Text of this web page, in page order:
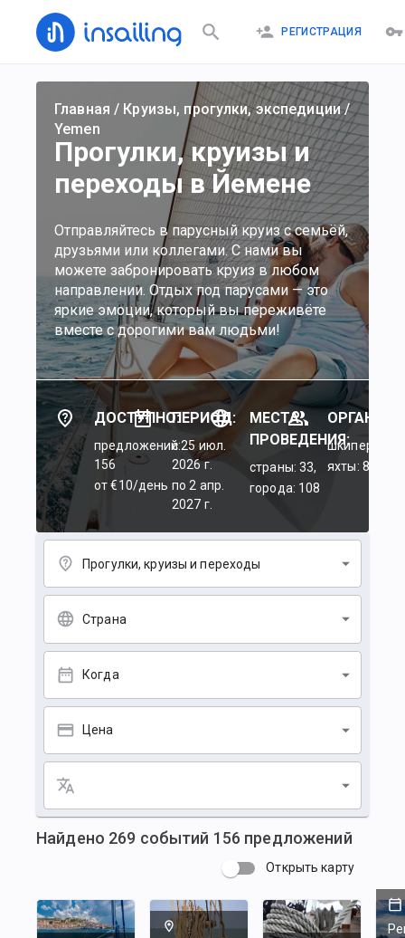
РЕГИСТРАЦИЯ
Главная / Круизы, прогулки, экспедиции/
Yemen
Прогулки, круизы и
переходы в Йемене
Отправляйтесь в парусный круиз с семьёй,
друзьями или коллегами. С нами вы
можете забронировать круиз в любом
направлении. Отдых под парусами — это
яркие эмоции, который вы переживёте
вместе с дорогими вам людьми!
ДОСТУПНО:
предложений:
156
от €10/день
ПЕРИОД:
c 25 июл.
2026 г.
по 2 апр.
2027 г.
МЕСТА
ПРОВЕДЕНИЯ:
страны: 33,
города: 108
шкиперы: 45,
яхты: 84
Прогулки, круизы и переходы
Страна
Когда
Цена
Найдено 269 событий 156 предложений
Открыть карту